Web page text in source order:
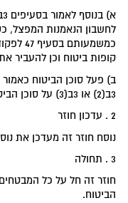
לחשבון הנאמנות המפצל,
קופות ביטוח וכן להעביר
3ב(2) או 3ב(3) על סוכן הביטוח.
2 . עדכון חוזר
נוסח חוזר זה מעדכן את נוסח החוזר
3 . תחולה
חוזר זה חל על כל המבטחים,
הביטוח.